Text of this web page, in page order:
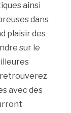
ainsi
dans
plaisir des
sur le
retrouverez
avec des